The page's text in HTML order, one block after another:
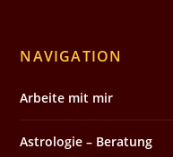
NAVIGATION
Arbeite mit mir
Astrologie – Beratung